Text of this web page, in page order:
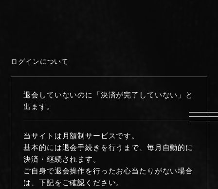
PROFILE
DISCOGRAPHY
LYRICS
GOODS
伊達漢
CONTACT
ログインについて
退会していないのに「決済が完了していない」と
出ます。
当サイトは月額制サービスです。
基本的には退会手続きを行うまで、毎月自動的に
決済・継続されます。
ご自身で退会操作を行ったお心当たりがない場合
は、下記をご確認ください。